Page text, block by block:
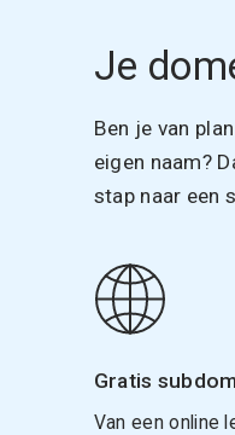
Je
Ben je van
eigen naam?
stap naar een
Gratis
Van een online